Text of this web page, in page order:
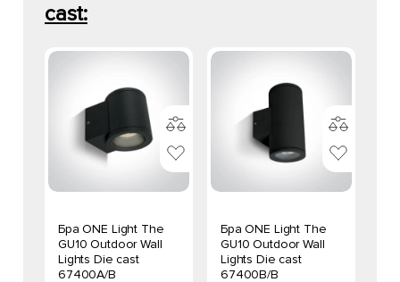
cast:
Бра ONE Light The
GU10 Outdoor Wall
Lights Die cast
67400A/B
Бра ONE Light The
GU10 Outdoor Wall
Lights Die cast
67400B/B